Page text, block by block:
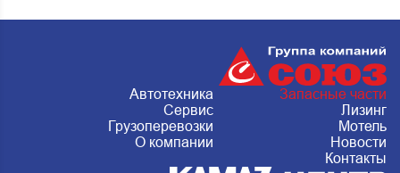
Автотехника
Запасные части
Сервис
Лизинг
Грузоперевозки
Мотель
О компании
Новости
Контакты